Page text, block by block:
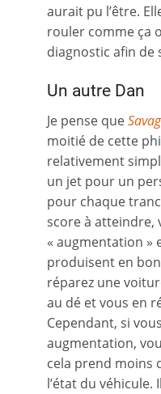
aurait pu l’être.
rouler comme ça
diagnostic afin de
Un autre Dan
Je pense que
moitié de cette
relativement
un jet pour un
pour chaque
score à atteindre,
« augmentation »
produisent en
réparez une
au dé et vous en
Cependant, si
augmentation,
cela prend moins
l’état du